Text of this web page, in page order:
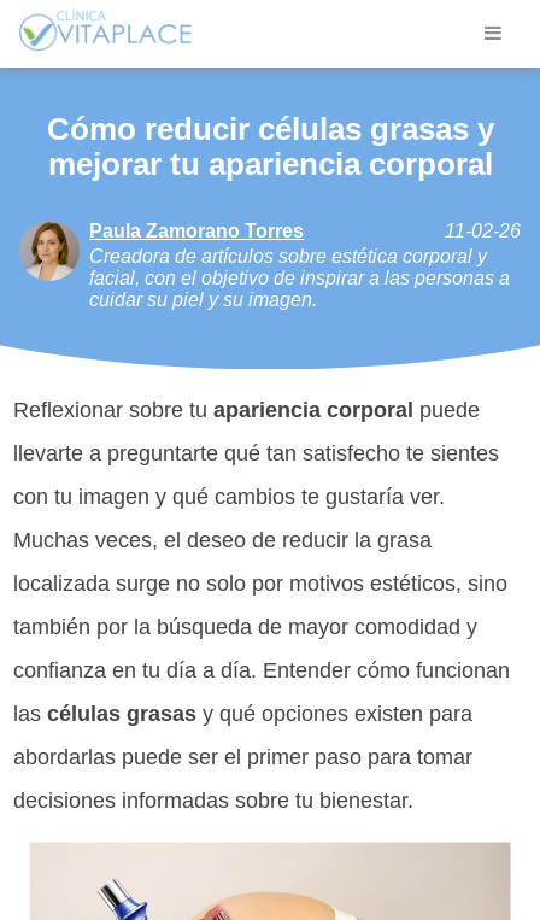
Cómo reducir células grasas y
mejorar tu apariencia corporal
Paula Zamorano Torres
11-02-26
Creadora de artículos sobre estética corporal y
facial, con el objetivo de inspirar a las personas a
cuidar su piel y su imagen.
Reflexionar sobre tuapariencia corporal puede
llevarte a preguntarte qué tan satisfecho te sientes
con tu imagen y qué cambios te gustaría ver.
Muchas veces, el deseo de reducir la grasa
localizada surge no solo por motivos estéticos, sino
también por la búsqueda de mayor comodidad y
confianza en tu día a día. Entender cómo funcionan
lascélulas grasas y qué opciones existen para
abordarlas puede ser el primer paso para tomar
decisiones informadas sobre tu bienestar.